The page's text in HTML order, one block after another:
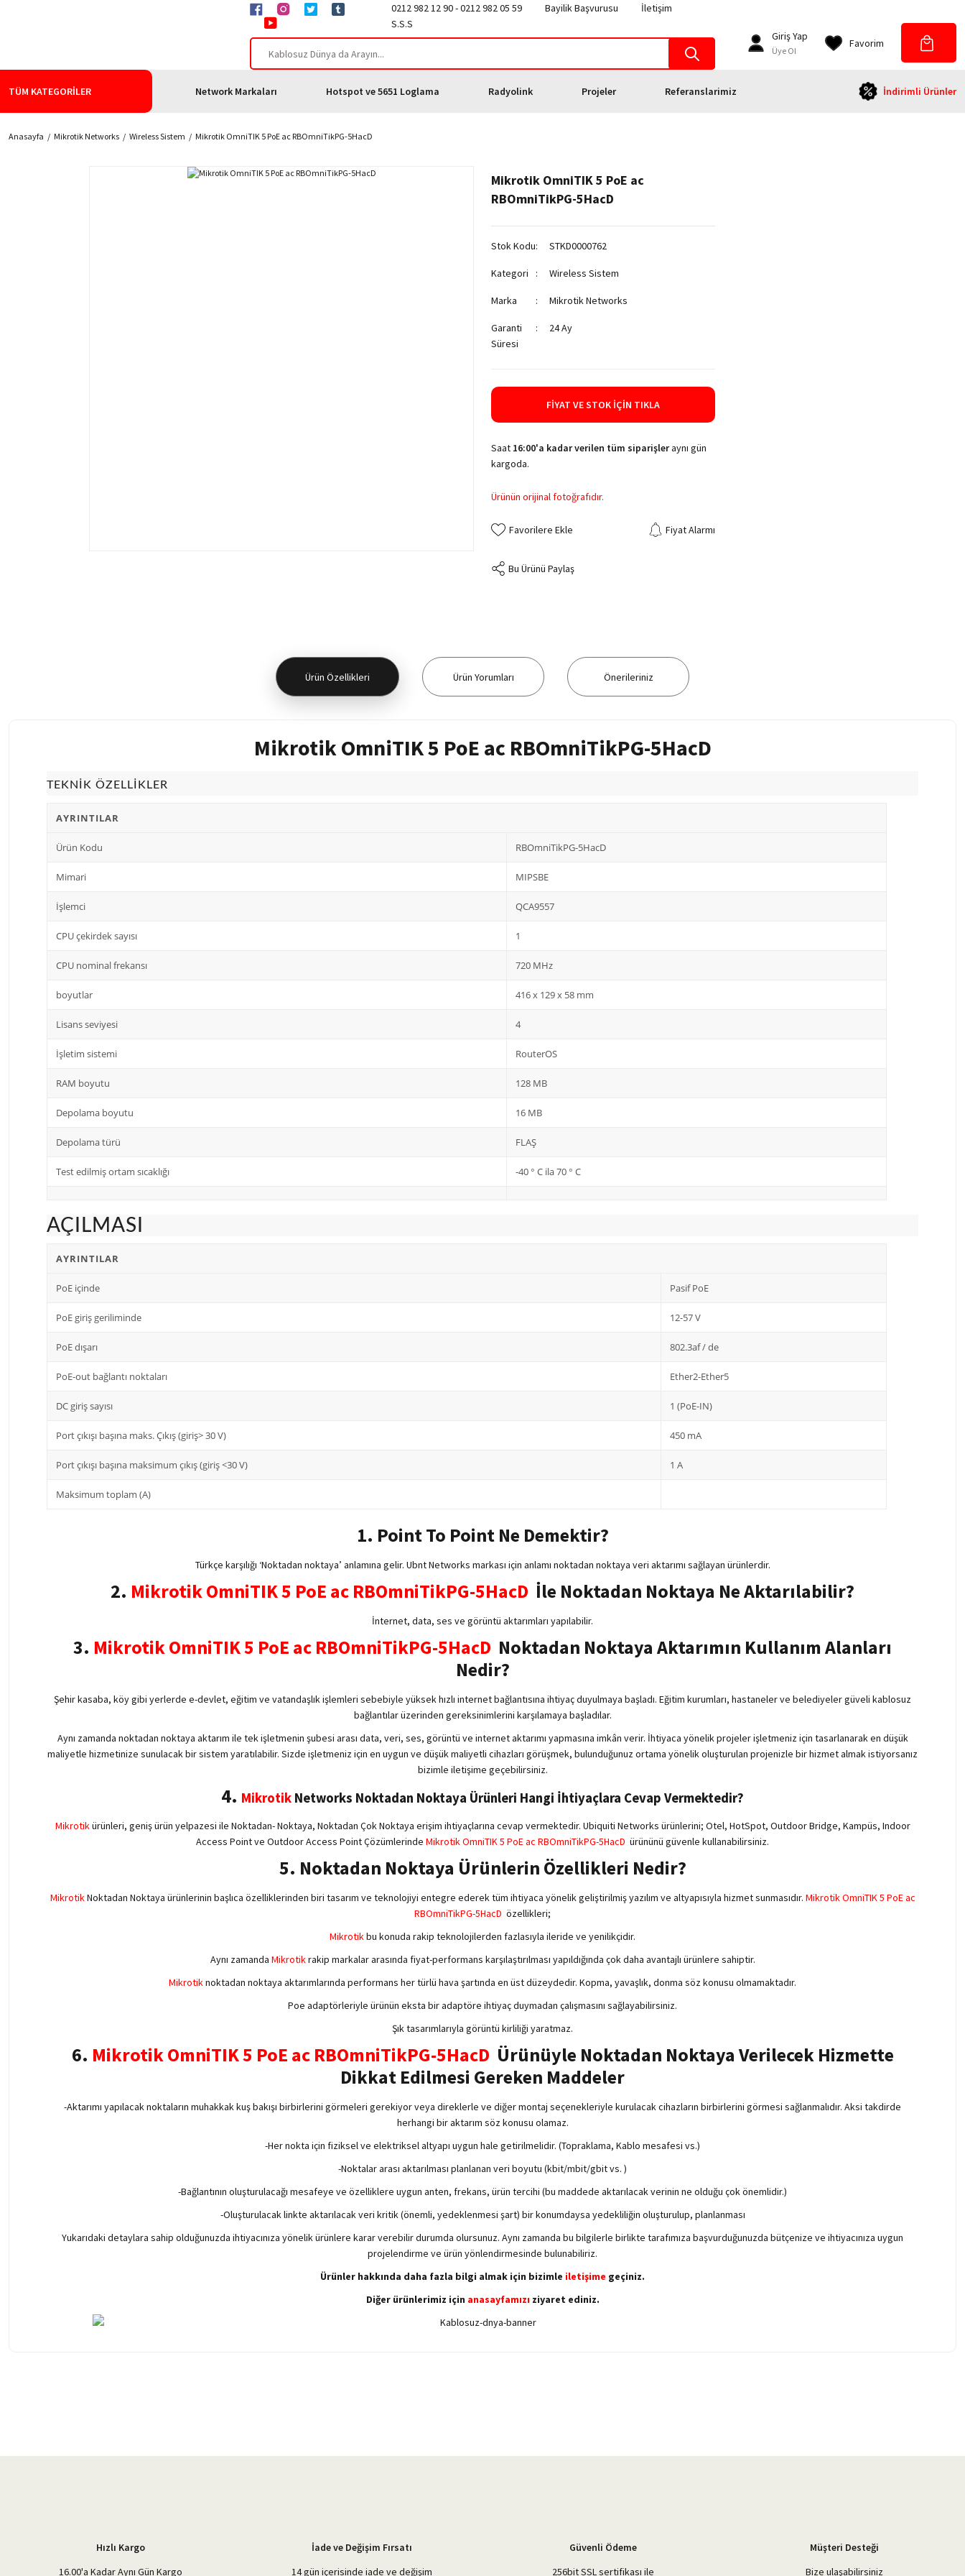
0212 982 12 90 - 0212 982 05 59 Bayilik Başvurusu
İletişim
S.S.S
Giriş Yap
Üye Ol
Favorim
TÜM KATEGORİLER Network Markaları Hotspot ve 5651 Loglama Radyolink Projeler Referanslarimiz İndirimli Ürünler
Anasayfa Mikrotik Networks Wireless Sistem Mikrotik OmniTIK 5 PoE ac RBOmniTikPG-5HacD
Mikrotik OmniTIK 5 PoE ac
RBOmniTikPG-5HacD
Stok Kodu STKD0000762
Kategori Wireless Sistem
Marka Mikrotik Networks
Garanti
Süresi
24 Ay
FIYAT VE STOK İÇIN TIKLA
Saat 16:00'a kadar verilen tüm siparişleraynı gün
kargoda.
Ürünün orijinal fotoğrafıdır.
Fiyat Alarmı
Bu Ürünü Paylaş
Ürün Özellikleri Ürün Yorumları Önerileriniz
Mikrotik OmniTIK 5 PoE ac RBOmniTikPG-5HacD
TEKNİK ÖZELLİKLER
AYRINTILAR
Ürün Kodu RBOmniTikPG-5HacD
Mimari MIPSBE
İşlemci QCA9557
CPU çekirdek sayısı 1
CPU nominal frekansı 720 MHz
boyutlar 416 x 129 x 58 mm
Lisans seviyesi 4
İşletim sistemi RouterOS
RAM boyutu 128 MB
Depolama boyutu 16 MB
Depolama türü FLAŞ
Test edilmiş ortam sıcaklığı -40 ° C ila 70 ° C
AÇILMASI
AYRINTILAR
PoE içinde Pasif PoE
PoE giriş geriliminde 12-57 V
PoE dışarı 802.3af / de
PoE-out bağlantı noktaları Ether2-Ether5
DC giriş sayısı 1 (PoE-IN)
Port çıkışı başına maks. Çıkış (giriş> 30 V) 450 mA
Port çıkışı başına maksimum çıkış (giriş <30 V) 1 A
Maksimum toplam (A)
1. Point To Point Ne Demektir?
Türkçe karşılığı ‘Noktadan noktaya’ anlamına gelir. Ubnt Networks markası için anlamı noktadan noktaya veri aktarımı sağlayan ürünlerdir.
2. Mikrotik OmniTIK 5 PoE ac RBOmniTikPG-5HacD İle Noktadan Noktaya Ne Aktarılabilir?
İnternet, data, ses ve görüntü aktarımları yapılabilir.
3. Mikrotik OmniTIK 5 PoE ac RBOmniTikPG-5HacD Noktadan Noktaya Aktarımın Kullanım Alanları
Nedir?
Şehir kasaba, köy gibi yerlerde e-devlet, eğitim ve vatandaşlık işlemleri sebebiyle yüksek hızlı internet bağlantısına ihtiyaç duyulmaya başladı. Eğitim kurumları, hastaneler ve belediyeler güveli kablosuz
bağlantılar üzerinden gereksinimlerini karşılamaya başladılar.
Aynı zamanda noktadan noktaya aktarım ile tek işletmenin şubesi arası data, veri, ses, görüntü ve internet aktarımı yapmasına imkân verir. İhtiyaca yönelik projeler işletmeniz için tasarlanarak en düşük
maliyetle hizmetinize sunulacak bir sistem yaratılabilir. Sizde işletmeniz için en uygun ve düşük maliyetli cihazları görüşmek, bulunduğunuz ortama yönelik oluşturulan projenizle bir hizmet almak istiyorsanız
bizimle iletişime geçebilirsiniz.
4. Mikrotik Networks Noktadan Noktaya Ürünleri Hangi İhtiyaçlara Cevap Vermektedir?
Mikrotikürünleri, geniş ürün yelpazesi ile Noktadan- Noktaya, Noktadan Çok Noktaya erişim ihtiyaçlarına cevap vermektedir. Ubiquiti Networks ürünlerini; Otel, HotSpot, Outdoor Bridge, Kampüs, Indoor
Access Point ve Outdoor Access Point Çözümlerinde Mikrotik OmniTIK 5 PoE ac RBOmniTikPG-5HacD ürününü güvenle kullanabilirsiniz.
5. Noktadan Noktaya Ürünlerin Özellikleri Nedir?
MikrotikNoktadan Noktaya ürünlerinin başlıca özelliklerinden biri tasarım ve teknolojiyi entegre ederek tüm ihtiyaca yönelik geliştirilmiş yazılım ve altyapısıyla hizmet sunmasıdır. Mikrotik OmniTIK 5 PoE ac
RBOmniTikPG-5HacD özellikleri;
Mikrotikbu konuda rakip teknolojilerden fazlasıyla ileride ve yenilikçidir.
Aynı zamanda Mikrotikrakip markalar arasında fiyat-performans karşılaştırılması yapıldığında çok daha avantajlı ürünlere sahiptir.
Mikrotiknoktadan noktaya aktarımlarında performans her türlü hava şartında en üst düzeydedir. Kopma, yavaşlık, donma söz konusu olmamaktadır.
Poe adaptörleriyle ürünün eksta bir adaptöre ihtiyaç duymadan çalışmasını sağlayabilirsiniz.
Şık tasarımlarıyla görüntü kirliliği yaratmaz.
6. Mikrotik OmniTIK 5 PoE ac RBOmniTikPG-5HacD Ürünüyle Noktadan Noktaya Verilecek Hizmette
Dikkat Edilmesi Gereken Maddeler
-Aktarımı yapılacak noktaların muhakkak kuş bakışı birbirlerini görmeleri gerekiyor veya direklerle ve diğer montaj seçenekleriyle kurulacak cihazların birbirlerini görmesi sağlanmalıdır. Aksi takdirde
herhangi bir aktarım söz konusu olamaz.
-Her nokta için fiziksel ve elektriksel altyapı uygun hale getirilmelidir. (Topraklama, Kablo mesafesi vs.)
-Noktalar arası aktarılması planlanan veri boyutu (kbit/mbit/gbit vs. )
-Bağlantının oluşturulacağı mesafeye ve özelliklere uygun anten, frekans, ürün tercihi (bu maddede aktarılacak verinin ne olduğu çok önemlidir.)
-Oluşturulacak linkte aktarılacak veri kritik (önemli, yedeklenmesi şart) bir konumdaysa yedekliliğin oluşturulup, planlanması
Yukarıdaki detaylara sahip olduğunuzda ihtiyacınıza yönelik ürünlere karar verebilir durumda olursunuz. Aynı zamanda bu bilgilerle birlikte tarafımıza başvurduğunuzda bütçenize ve ihtiyacınıza uygun
projelendirme ve ürün yönlendirmesinde bulunabiliriz.
Ürünler hakkında daha fazla bilgi almak için bizimle iletişime geçiniz.
Diğer ürünlerimiz için anasayfamızıziyaret ediniz.
Hızlı Kargo
16.00'a Kadar Aynı Gün Kargo
İade ve Değişim Fırsatı
14 gün içerisinde iade ve değişim
Güvenli Ödeme
256bit SSL sertifikası ile
Müşteri Desteği
Bize ulaşabilirsiniz